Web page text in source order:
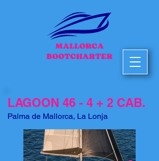
LAGOON 46 - 4 + 2 CAB.
Palma de Mallorca, La Lonja